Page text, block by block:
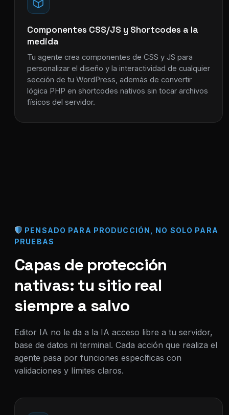
Componentes CSS/JS y Shortcodes a la
medida
Tu agente crea componentes de CSS y JS para
personalizar el diseño y la interactividad de cualquier
sección de tu WordPress, además de convertir
lógica PHP en shortcodes nativos sin tocar archivos
físicos del servidor.
PENSADO PARA PRODUCCIÓN, NO SOLO PARA
PRUEBAS
Capas de protección
nativas: tu sitio real
siempre a salvo
Editor IA no le da a la IA acceso libre a tu servidor,
base de datos ni terminal. Cada acción que realiza el
agente pasa por funciones específicas con
validaciones y límites claros.